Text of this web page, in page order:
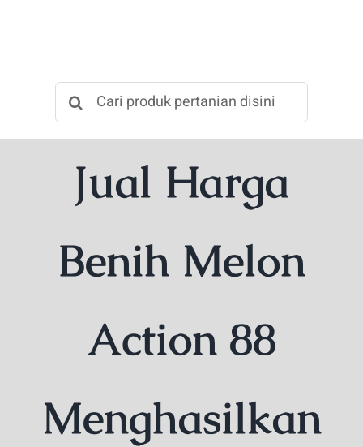
Search
for:
Jual Harga
Benih Melon
Action 88
Menghasilkan